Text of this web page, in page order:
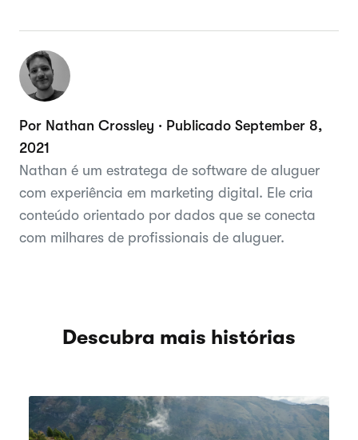
Por Nathan Crossley · Publicado September 8,
2021
Nathan é um estratega de software de aluguer
com experiência em marketing digital. Ele cria
conteúdo orientado por dados que se conecta
com milhares de profissionais de aluguer.
Descubra mais histórias